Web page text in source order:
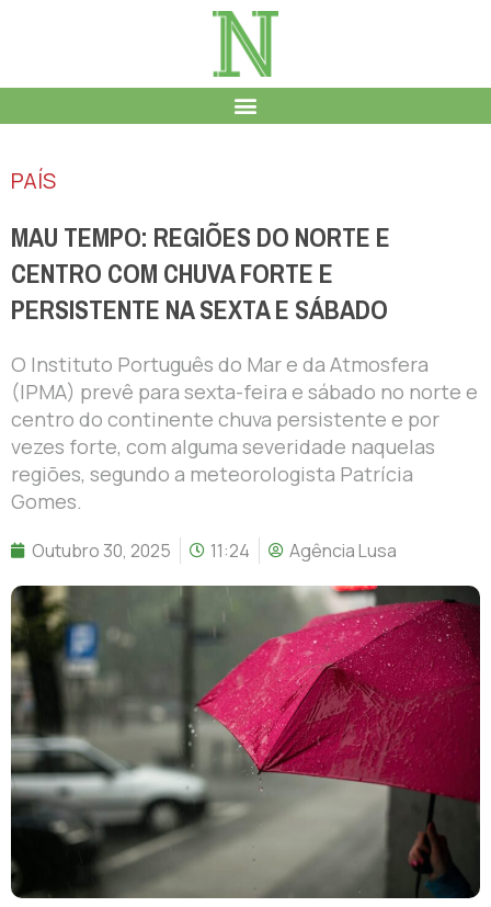
PAÍS
MAU TEMPO: REGIÕES DO NORTE E
CENTRO COM CHUVA FORTE E
PERSISTENTE NA SEXTA E SÁBADO
O Instituto Português do Mar e da Atmosfera
(IPMA) prevê para sexta-feira e sábado no norte e
centro do continente chuva persistente e por
vezes forte, com alguma severidade naquelas
regiões, segundo a meteorologista Patrícia
Gomes.
Outubro 30, 2025 11:24 Agência Lusa